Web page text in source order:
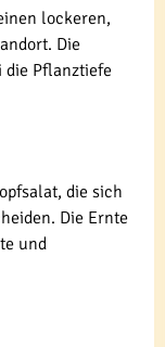
lockeren,
Die
die Pflanztiefe
die sich
Die Ernte
und